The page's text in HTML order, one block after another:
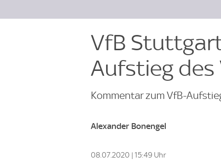
VfB
Aufstieg
Kommentar zum VfB-
Alexander Bonengel
08.07.2020 | 15:49 Uhr